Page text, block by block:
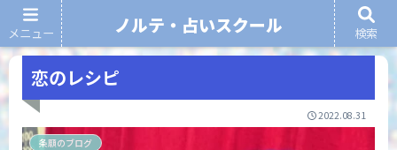
ノルテ・占いスクール
恋のレシピ
2022.08.31
条願のブログ
メニュー ノルテ・占いスクール 検索